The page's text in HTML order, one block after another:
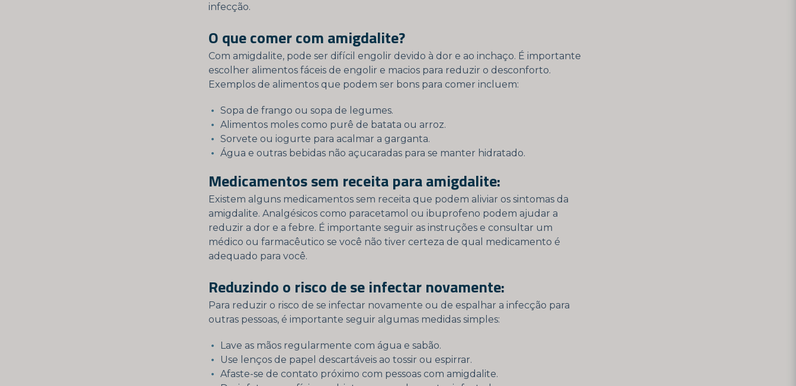
infecção.
O que comer com amigdalite?
Com amigdalite, pode ser difícil engolir devido à dor e ao inchaço. É importante
escolher alimentos fáceis de engolir e macios para reduzir o desconforto.
Exemplos de alimentos que podem ser bons para comer incluem:
Sopa de frango ou sopa de legumes.
Alimentos moles como purê de batata ou arroz.
Sorvete ou iogurte para acalmar a garganta.
Água e outras bebidas não açucaradas para se manter hidratado.
Medicamentos sem receita para amigdalite:
Existem alguns medicamentos sem receita que podem aliviar os sintomas da
amigdalite. Analgésicos como paracetamol ou ibuprofeno podem ajudar a
reduzir a dor e a febre. É importante seguir as instruções e consultar um
médico ou farmacêutico se você não tiver certeza de qual medicamento é
adequado para você.
Reduzindo o risco de se infectar novamente:
Para reduzir o risco de se infectar novamente ou de espalhar a infecção para
outras pessoas, é importante seguir algumas medidas simples:
Lave as mãos regularmente com água e sabão.
Use lenços de papel descartáveis ao tossir ou espirrar.
Afaste-se de contato próximo com pessoas com amigdalite.